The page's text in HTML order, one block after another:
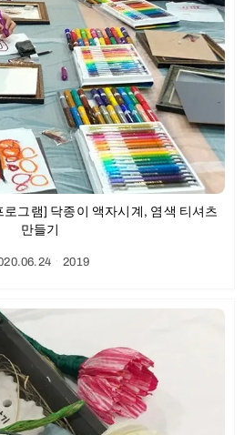
그램] 닥종이 액자시계, 염색 티셔츠
만들기
ㆍ2019